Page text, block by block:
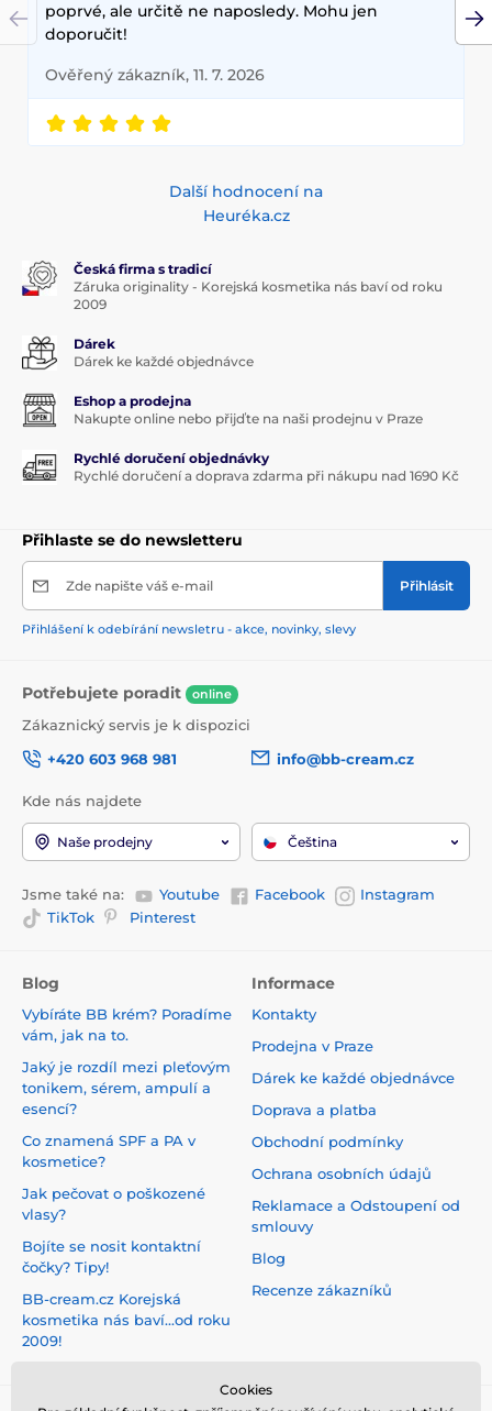
poprvé, ale určitě ne naposledy. Mohu jen
doporučit!
Ověřený zákazník, 11. 7. 2026
Další hodnocení na
Heuréka.cz
Česká firma s tradicí
Záruka originality - Korejská kosmetika nás baví od roku
2009
Dárek
Dárek ke každé objednávce
Eshop a prodejna
Nakupte online nebo přijďte na naši prodejnu v Praze
Rychlé doručení objednávky
Rychlé doručení a doprava zdarma při nákupu nad 1690 Kč
Přihlaste se do newsletteru
Zde napište váš e-mail Přihlásit
Přihlášení k odebírání newsletru - akce, novinky, slevy
Potřebujete poradit online
Zákaznický servis je k dispozici
+420 603 968 981
info@bb-cream.cz
Kde nás najdete
Naše prodejny Čeština
Jsme také na: Youtube Facebook
Instagram
TikTok
Pinterest
Blog
Vybíráte BB krém? Poradíme
vám, jak na to.
Jaký je rozdíl mezi pleťovým
tonikem, sérem, ampulí a
esencí?
Co znamená SPF a PA v
kosmetice?
Jak pečovat o poškozené
vlasy?
Bojíte se nosit kontaktní
čočky? Tipy!
BB-cream.cz Korejská
kosmetika nás baví...od roku
2009!
Informace
Kontakty
Prodejna v Praze
Dárek ke každé objednávce
Doprava a platba
Obchodní podmínky
Ochrana osobních údajů
Reklamace a Odstoupení od
smlouvy
Blog
Recenze zákazníků
Cookies